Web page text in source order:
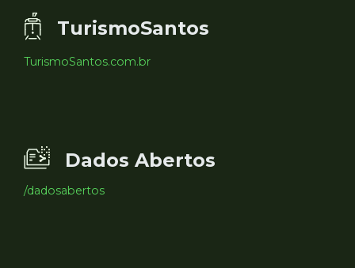
TurismoSantos
TurismoSantos.com.br
Dados Abertos
/dadosabertos